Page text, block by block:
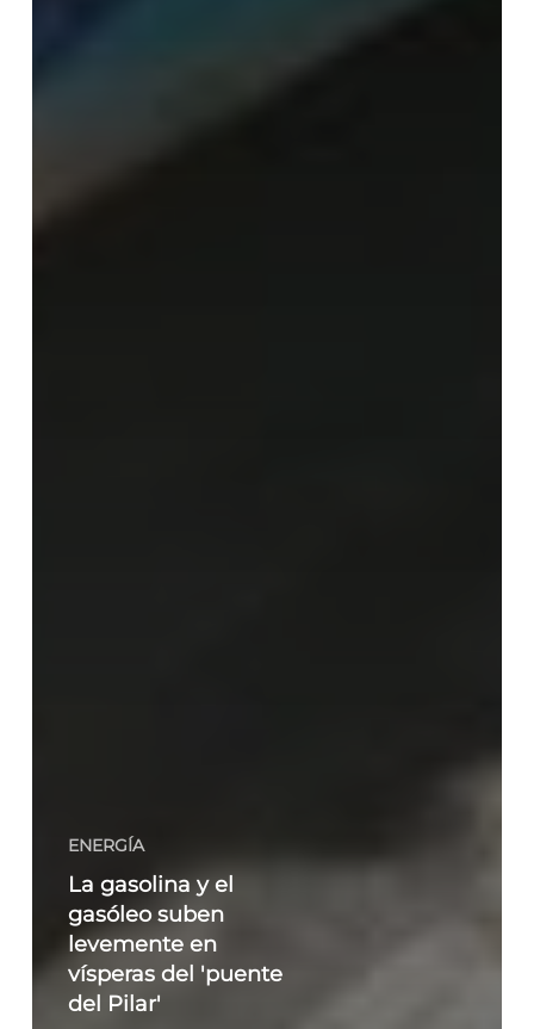
ENERGÍA
La gasolina y el
gasóleo suben
levemente en
vísperas del 'puente
del Pilar'